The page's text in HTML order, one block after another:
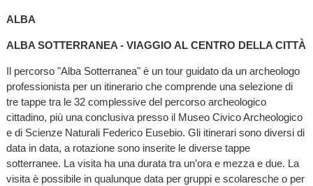
ALBA
ALBA SOTTERRANEA - VIAGGIO AL CENTRO DELLA CITTÀ
Il percorso "Alba Sotterranea" è un tour guidato da un archeologo
professionista per un itinerario che comprende una selezione di
tre tappe tra le 32 complessive del percorso archeologico
cittadino, più una conclusiva presso il Museo Civico Archeologico
e di Scienze Naturali Federico Eusebio. Gli itinerari sono diversi di
data in data, a rotazione sono inserite le diverse tappe
sotterranee. La visita ha una durata tra un’ora e mezza e due. La
visita è possibile in qualunque data per gruppi e scolaresche o per